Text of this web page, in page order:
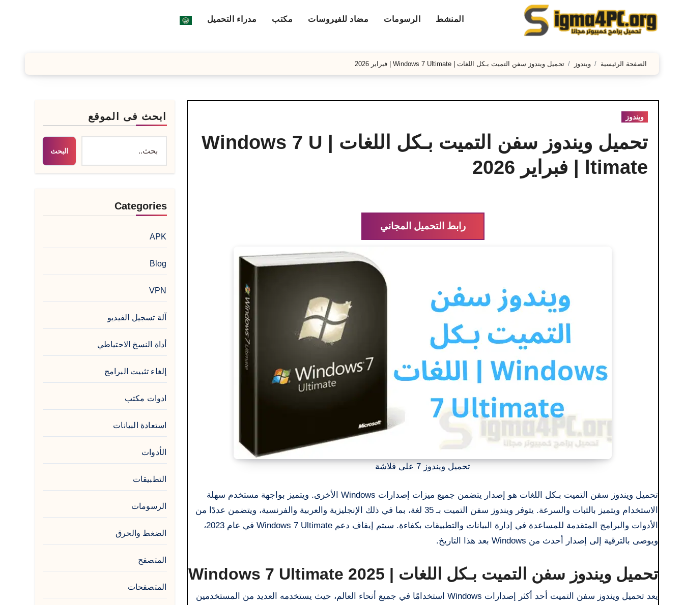
المنشط الرسومات مضاد للفيروسات مكتب مدراء التحميل
الصفحة الرئيسية ويندوز تحميل ويندوز سفن التميت بـكل اللغات | Windows 7 Ultimate | فبراير 2026
ويندوز
تحميل ويندوز سفن التميت بـكل اللغات | Windows 7 U
ltimate | فبراير 2026
رابط التحميل المجاني
تحميل ويندوز 7 على فلاشة
تحميل ويندوز سفن التميت بـكل اللغات هو إصدار يتضمن جميع ميزات إصدارات Windows الأخرى. ويتميز بواجهة مستخدم سهلة
الاستخدام ويتميز بالثبات والسرعة. يتوفر ويندوز سفن التميت بـ 35 لغة، بما في ذلك الإنجليزية والعربية والفرنسية، ويتضمن عددًا من
الأدوات والبرامج المتقدمة للمساعدة في إدارة البيانات والتطبيقات بكفاءة. سيتم إيقاف دعم Windows 7 Ultimate في عام 2023،
ويوصى بالترقية إلى إصدار أحدث من Windows بعد هذا التاريخ.
تحميل ويندوز سفن التميت بـكل اللغات | Windows 7 Ultimate 2025
يعد تحميل ويندوز سفن التميت أحد أكثر إصدارات Windows استخدامًا في جميع أنحاء العالم، حيث يستخدمه العديد من المستخدمين
ابحث فى الموقع
البحث
Categories
APK
Blog
VPN
آلة تسجيل الفيديو
أداة النسخ الاحتياطي
إلغاء تثبيت البرامج
ادوات مكتب
استعادة البيانات
الأدوات
التطبيقات
الرسومات
الضغط والحرق
المتصفح
المتصفحات